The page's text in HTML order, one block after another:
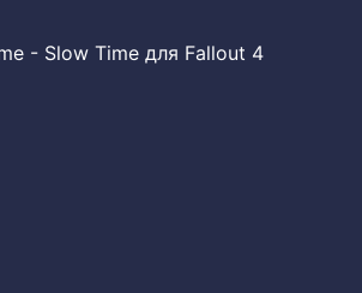
- Slow Time для Fallout 4